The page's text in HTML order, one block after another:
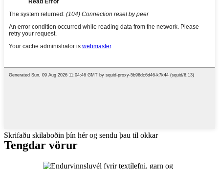
Skrifaðu skilaboðin þín hér og sendu þau til okkar
Tengdar vörur